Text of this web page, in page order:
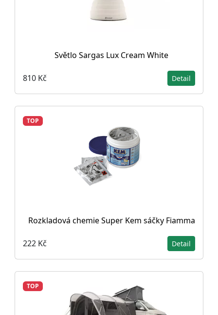
Světlo Sargas Lux Cream White
810 Kč Detail
TOP
Rozkladová chemie Super Kem sáčky Fiamma
222 Kč Detail
TOP